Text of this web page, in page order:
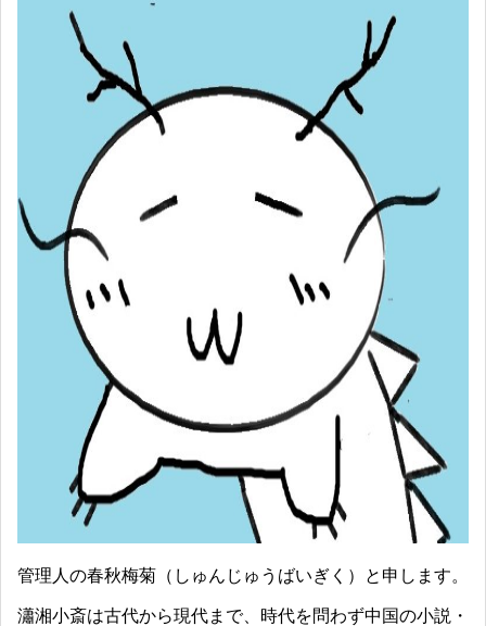
管理人の春秋梅菊（しゅんじゅうばいぎく）と申します。
瀟湘小斎は古代から現代まで、時代を問わず中国の小説・